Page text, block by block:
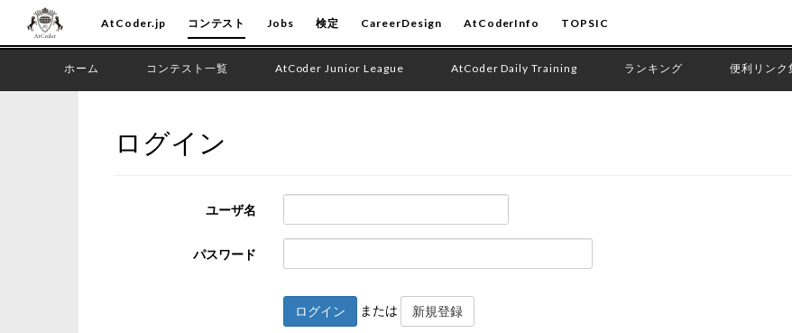
AtCoder.jp コンテスト Jobs 検定 CareerDesign AtCoderInfo TOPSIC
ホーム コンテスト一覧 AtCoder Junior League AtCoder Daily Training ランキング 便利リンク
ログイン
ユーザ名
パスワード
ログイン または 新規登録